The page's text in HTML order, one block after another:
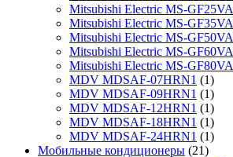
Mitsubishi Electric MS-GF25VA
Mitsubishi Electric MS-GF35VA
Mitsubishi Electric MS-GF50VA
Mitsubishi Electric MS-GF60VA
Mitsubishi Electric MS-GF80VA
MDV MDSAF-07HRN1 (1)
MDV MDSAF-09HRN1 (1)
MDV MDSAF-12HRN1 (1)
MDV MDSAF-18HRN1 (1)
MDV MDSAF-24HRN1 (1)
Мобильные кондиционеры (21)